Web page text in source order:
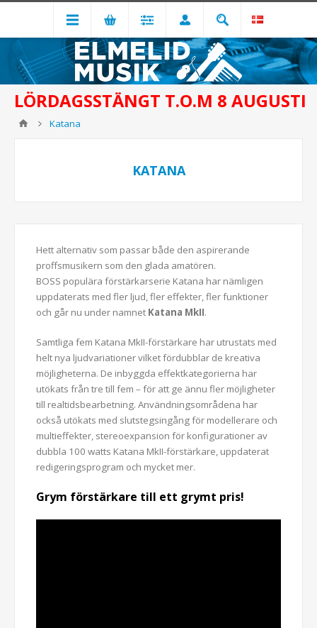
LÖRDAGSSTÄNGT T.O.M 8 AUGUSTI
Katana
KATANA
Hett alternativ som passar både den aspirerande
proffsmusikern som den glada amatören.
BOSS populära förstärkarserie Katana har nämligen
uppdaterats med fler ljud, fler effekter, fler funktioner
och går nu under namnet Katana MkII.
Samtliga fem Katana MkII-förstärkare har utrustats med
helt nya ljudvariationer vilket fördubblar de kreativa
möjligheterna. De inbyggda effektkategorierna har
utökats från tre till fem – för att ge ännu fler möjligheter
till realtidsbearbetning. Användningsområdena har
också utökats med slutstegsingång för modellerare och
multieffekter, stereoexpansion för konfigurationer av
dubbla 100 watts Katana MkII-förstärkare, uppdaterat
redigeringsprogram och mycket mer.
Grym förstärkare till ett grymt pris!